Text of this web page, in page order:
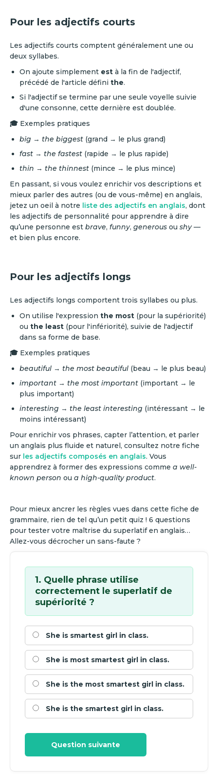
Pour les adjectifs courts
Les adjectifs courts comptent généralement une ou
deux syllabes.
On ajoute simplement est à la fin de l'adjectif,
précédé de l'article défini the.
Si l'adjectif se termine par une seule voyelle suivie
d'une consonne, cette dernière est doublée.
🎓 Exemples pratiques
big → the biggest (grand → le plus grand)
fast → the fastest (rapide → le plus rapide)
thin → the thinnest (mince → le plus mince)
En passant, si vous voulez enrichir vos descriptions et
mieux parler des autres (ou de vous-même) en anglais,
jetez un oeil à notre liste des adjectifs en anglais, dont
les adjectifs de personnalité pour apprendre à dire
qu’une personne est brave, funny, generous ou shy—
et bien plus encore.
Pour les adjectifs longs
Les adjectifs longs comportent trois syllabes ou plus.
On utilise l'expression the most (pour la supériorité)
ou the least (pour l'infériorité), suivie de l'adjectif
dans sa forme de base.
🎓 Exemples pratiques
beautiful → the most beautiful (beau → le plus beau)
important → the most important (important → le
plus important)
interesting → the least interesting (intéressant → le
moins intéressant)
Pour enrichir vos phrases, capter l’attention, et parler
un anglais plus fluide et naturel, consultez notre fiche
sur les adjectifs composés en anglais. Vous
apprendrez à former des expressions comme a well-
known person ou a high-quality product.
Pour mieux ancrer les règles vues dans cette fiche de
grammaire, rien de tel qu’un petit quiz ! 6 questions
pour tester votre maîtrise du superlatif en anglais…
Allez-vous décrocher un sans-faute ?
1. Quelle phrase utilise
correctement le superlatif de
supériorité ?
She is smartest girl in class.
She is most smartest girl in class.
She is the most smartest girl in class.
She is the smartest girl in class.
Question suivante